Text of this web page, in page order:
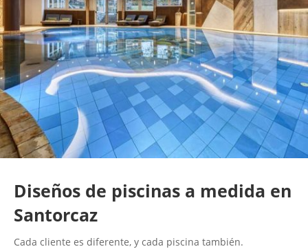
Diseños de piscinas a medida en
Santorcaz
Cada cliente es diferente, y cada piscina también.